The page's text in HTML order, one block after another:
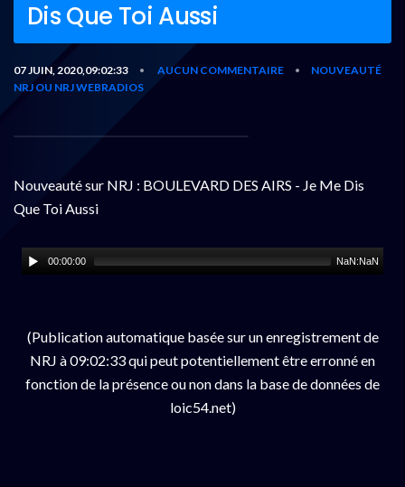
Dis Que Toi Aussi
07 JUIN, 2020,09:02:33 • AUCUN COMMENTAIRE •
NOUVEAUTÉ
NRJ OU NRJ WEBRADIOS
Nouveauté sur NRJ : BOULEVARD DES AIRS - Je Me Dis
Que Toi Aussi
00:00:00 NaN:NaN
(Publication automatique basée sur un enregistrement de
NRJ à 09:02:33 qui peut potentiellement être erronné en
fonction de la présence ou non dans la base de données de
loic54.net)